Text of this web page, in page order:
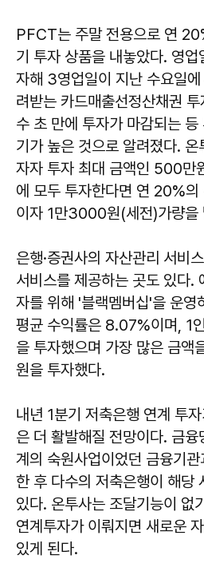
PFCT는 주말 전용으로 연
기 투자 상품을 내놓았다. 영
자해 3영업일이 지난 수요일
려받는 카드매출선정산채권
수 초 만에 투자가 마감되는
기가 높은 것으로 알려졌다.
자자 투자 최대 금액인 500만
에 모두 투자한다면 연 20%
이자 1만3000원(세전)가량을
은행·증권사의 자산관리 서비
서비스를 제공하는 곳도 있다.
자를 위해 '블랙멤버십'을 운영
평균 수익률은 8.07%이며, 1
을 투자했으며 가장 많은 금액
원을 투자했다.
내년 1분기 저축은행 연계 투
은 더 활발해질 전망이다. 금
계의 숙원사업이었던 금융기
한 후 다수의 저축은행이 해당
있다. 온투사는 조달기능이 없
연계투자가 이뤄지면 새로운
있게 된다.